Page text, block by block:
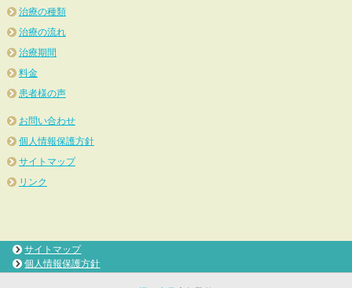
治療の種類
治療の流れ
治療期間
料金
患者様の声
お問い合わせ
個人情報保護方針
サイトマップ
リンク
サイトマップ
個人情報保護方針